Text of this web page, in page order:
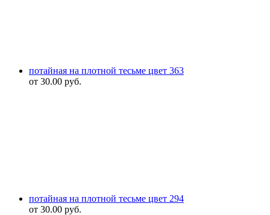
потайная на плотной тесьме цвет 363
от 30.00 руб.
потайная на плотной тесьме цвет 294
от 30.00 руб.